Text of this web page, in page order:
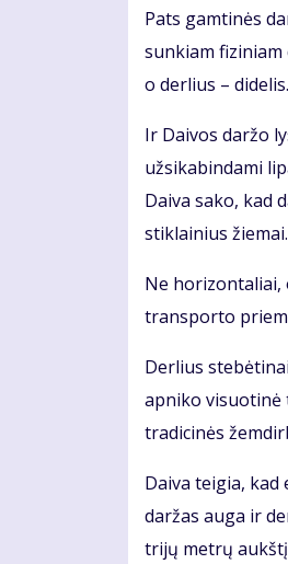
Pats gamtinės
sunkiam
o derlius – didelis.
Ir Daivos daržo
užsikabindami
Daiva sako, kad
stiklainius žiemai.
Ne
transporto
Derlius
apniko visuotinė
tradicinės
Daiva teigia,
daržas auga ir
trijų metrų